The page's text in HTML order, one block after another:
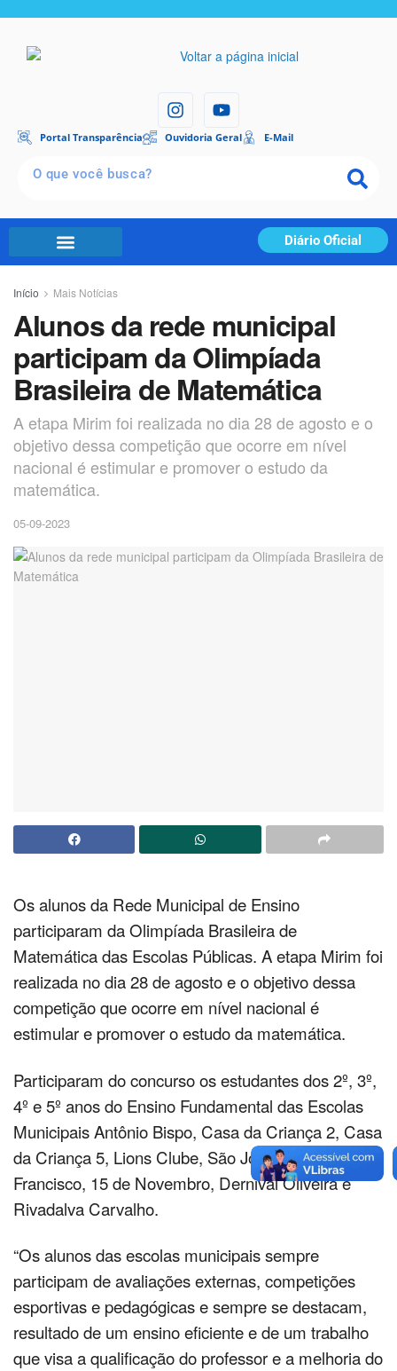
Portal Transparência Ouvidoria Geral E-Mail
Diário Oficial
Início Mais Notícias
Alunos da rede municipal
participam da Olimpíada
Brasileira de Matemática
A etapa Mirim foi realizada no dia 28 de agosto e o
objetivo dessa competição que ocorre em nível
nacional é estimular e promover o estudo da
matemática.
05-09-2023
Os alunos da Rede Municipal de Ensino
participaram da Olimpíada Brasileira de
Matemática das Escolas Públicas. A etapa Mirim foi
realizada no dia 28 de agosto e o objetivo dessa
competição que ocorre em nível nacional é
estimular e promover o estudo da matemática.
Participaram do concurso os estudantes dos 2º, 3º,
4º e 5º anos do Ensino Fundamental das Escolas
Municipais Antônio Bispo, Casa da Criança 2, Casa
da Criança 5, Lions Clube, São José, João
Francisco, 15 de Novembro, Dernival Oliveira e
Rivadalva Carvalho.
“Os alunos das escolas municipais sempre
participam de avaliações externas, competições
esportivas e pedagógicas e sempre se destacam,
resultado de um ensino eficiente e de um trabalho
que visa a qualificação do professor e a melhoria do